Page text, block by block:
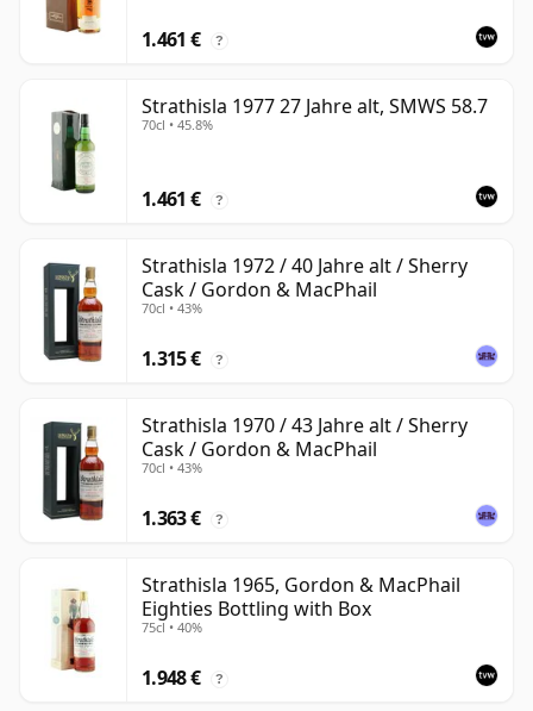
1.461 € ?
Strathisla 1977 27 Jahre alt, SMWS 58.7
70cl • 45.8%
1.461 € ?
Strathisla 1972 / 40 Jahre alt / Sherry
Cask / Gordon & MacPhail
70cl • 43%
1.315 € ?
Strathisla 1970 / 43 Jahre alt / Sherry
Cask / Gordon & MacPhail
70cl • 43%
1.363 € ?
Strathisla 1965, Gordon & MacPhail
Eighties Bottling with Box
75cl • 40%
1.948 € ?